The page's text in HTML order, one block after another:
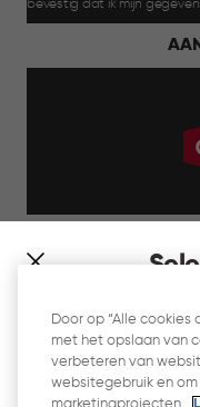
which
bevestig dat ik mijn
Website
Privacyverklaring
Door op “Alle cookies
met het opslaan van
verbeteren van
websitegebruik en